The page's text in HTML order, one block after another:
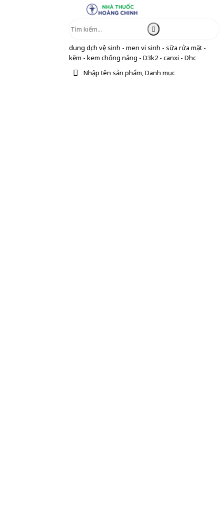
dung dịch vệ sinh - men vi sinh - sữa rửa mặt -
kẽm - kem chống nắng - D3k2 - canxi - Dhc
Nhập tên sản phẩm, Danh mục